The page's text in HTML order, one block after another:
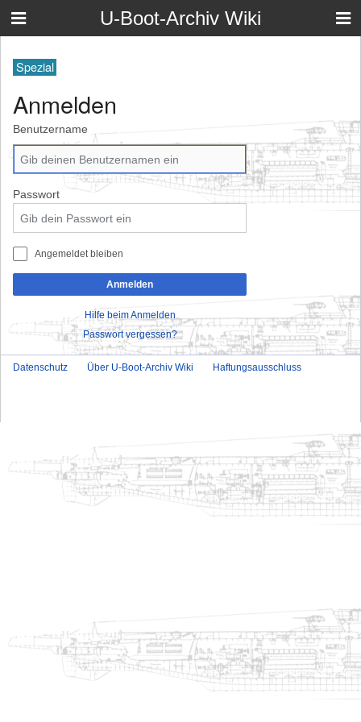
U-Boot-Archiv Wiki
Spezial
Anmelden
Benutzername
Passwort
Angemeldet bleiben
Anmelden
Hilfe beim Anmelden
Passwort vergessen?
Datenschutz Über U-Boot-Archiv Wiki Haftungsausschluss